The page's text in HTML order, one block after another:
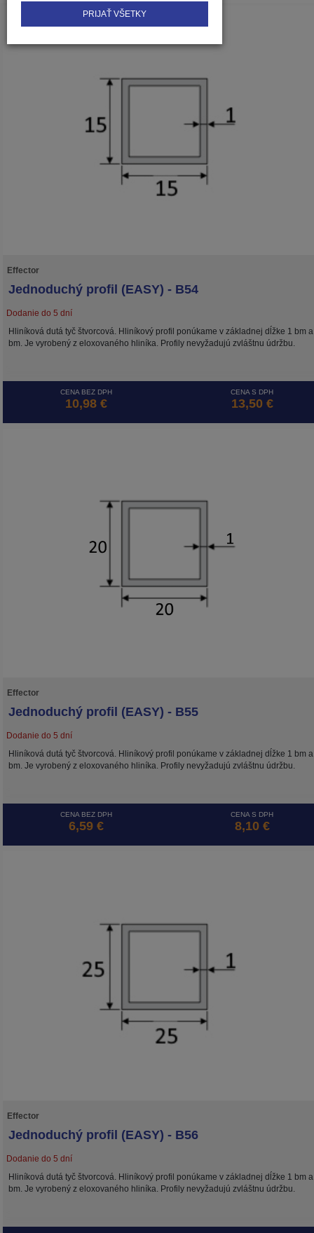
Effector
Jednoduchý profil (EASY) - B54
Dodanie do 5 dní
Hliníková dutá tyč štvorcová. Hliníkový profil ponúkame v základnej dĺžke 1 bm
bm. Je vyrobený z eloxovaného hliníka. Profily nevyžadujú zvláštnu údržbu.
CENA BEZ DPH
10,98 €
CENA S DPH
13,50 €
Effector
Jednoduchý profil (EASY) - B55
Dodanie do 5 dní
Hliníková dutá tyč štvorcová. Hliníkový profil ponúkame v základnej dĺžke 1 bm
bm. Je vyrobený z eloxovaného hliníka. Profily nevyžadujú zvláštnu údržbu.
CENA BEZ DPH
6,59 €
CENA S DPH
8,10 €
Effector
Jednoduchý profil (EASY) - B56
Dodanie do 5 dní
Hliníková dutá tyč štvorcová. Hliníkový profil ponúkame v základnej dĺžke 1 bm
bm. Je vyrobený z eloxovaného hliníka. Profily nevyžadujú zvláštnu údržbu.
PRIJAŤ VŠETKY